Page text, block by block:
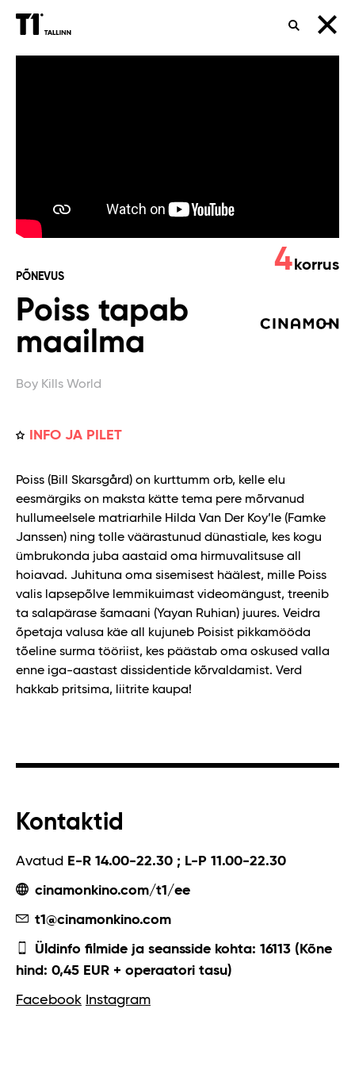
OTSING
PÕNEVUS
Poiss tapab
maailma
Boy Kills World
INFO JA PILET
4 korrus
Poiss (Bill Skarsgård) on kurttumm orb, kelle elu
eesmärgiks on maksta kätte tema pere mõrvanud
hullumeelsele matriarhile Hilda Van Der Koy’le (Famke
Janssen) ning tolle väärastunud dünastiale, kes kogu
ümbrukonda juba aastaid oma hirmuvalitsuse all
hoiavad. Juhituna oma sisemisest häälest, mille Poiss
valis lapsepõlve lemmikuimast videomängust, treenib
ta salapärase šamaani (Yayan Ruhian) juures. Veidra
õpetaja valusa käe all kujuneb Poisist pikkamööda
tõeline surma tööriist, kes päästab oma oskused valla
enne iga-aastast dissidentide kõrvaldamist. Verd
hakkab pritsima, liitrite kaupa!
Kontaktid
Avatud E-R 14.00-22.30 ; L-P 11.00-22.30
cinamonkino.com/t1/ee
t1@cinamonkino.com
Üldinfo filmide ja seansside kohta: 16113 (Kõne
hind: 0,45 EUR + operaatori tasu)
Facebook Instagram